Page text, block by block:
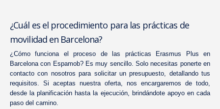
¿Cuál es el procedimiento para las prácticas de
movilidad en Barcelona?
¿Cómo funciona el proceso de las prácticas Erasmus Plus en
Barcelona con Espamob? Es muy sencillo. Solo necesitas ponerte en
contacto con nosotros para solicitar un presupuesto, detallando tus
requisitos. Si aceptas nuestra oferta, nos encargaremos de todo,
desde la planificación hasta la ejecución, brindándote apoyo en cada
paso del camino.